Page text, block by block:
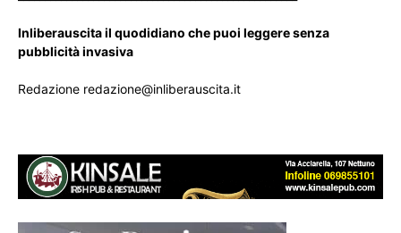
Inliberauscita il quodidiano che puoi leggere senza
pubblicità invasiva
Redazione redazione@inliberauscita.it